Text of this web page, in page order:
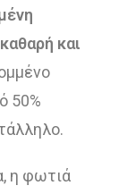
και
50%
η φωτιά